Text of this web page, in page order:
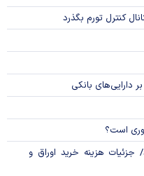
کنترل تورم بگذرد
دارایی‌های بانکی
است؟
هزینه خرید اوراق و